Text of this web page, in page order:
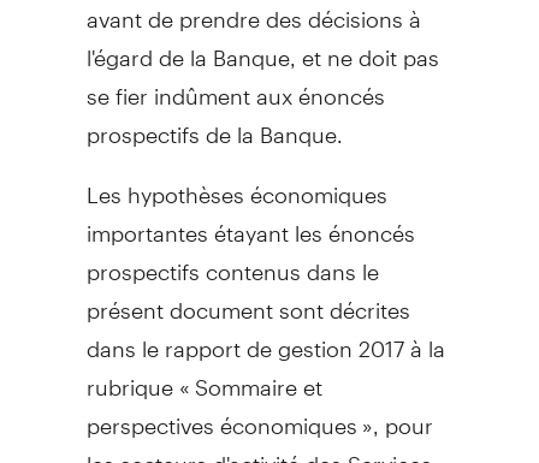
l'égard de la Banque, et ne doit pas
se fier indûment aux énoncés
prospectifs de la Banque.
Les hypothèses économiques
importantes étayant les énoncés
prospectifs contenus dans le
présent document sont décrites
dans le rapport de gestion 2017 à la
rubrique « Sommaire et
perspectives économiques », pour